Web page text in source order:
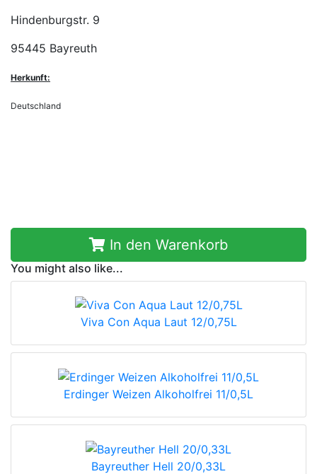
Hindenburgstr. 9
95445 Bayreuth
Herkunft:
Deutschland
In den Warenkorb
You might also like...
Viva Con Aqua Laut 12/0,75L
Erdinger Weizen Alkoholfrei 11/0,5L
Bayreuther Hell 20/0,33L